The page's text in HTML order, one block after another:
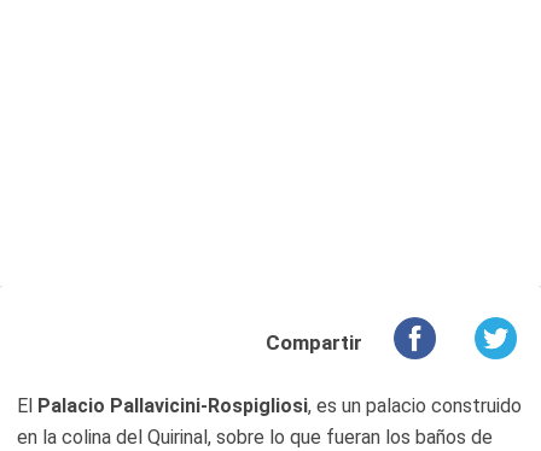
Compartir
El Palacio Pallavicini-Rospigliosi, es un palacio construido
en la colina del Quirinal, sobre lo que fueran los baños de